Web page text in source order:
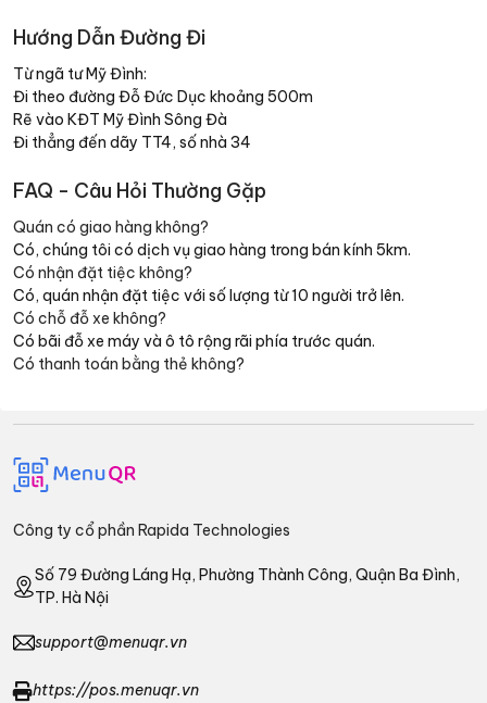
Hướng Dẫn Đường Đi
Từ ngã tư Mỹ Đình:
Đi theo đường Đỗ Đức Dục khoảng 500m
Rẽ vào KĐT Mỹ Đình Sông Đà
Đi thẳng đến dãy TT4, số nhà 34
FAQ - Câu Hỏi Thường Gặp
Quán có giao hàng không?
Có, chúng tôi có dịch vụ giao hàng trong bán kính 5km.
Có nhận đặt tiệc không?
Có, quán nhận đặt tiệc với số lượng từ 10 người trở lên.
Có chỗ đỗ xe không?
Có bãi đỗ xe máy và ô tô rộng rãi phía trước quán.
Có thanh toán bằng thẻ không?
Công ty cổ phần Rapida Technologies
Số 79 Đường Láng Hạ, Phường Thành Công, Quận Ba Đình,
TP. Hà Nội
support@menuqr.vn
https://pos.menuqr.vn